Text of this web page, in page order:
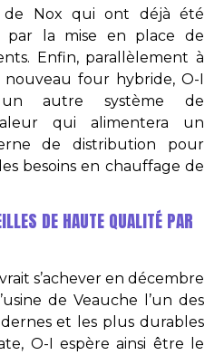
de Nox qui ont déjà été
par la mise en place de
Enfin, parallèlement à
four hybride, O-I
autre système de
qui alimentera un
de distribution pour
besoins en chauffage de
DE HAUTE QUALITÉ PAR
s’achever en décembre
de Veauche l’un des
et les plus durables
O-I espère ainsi être le